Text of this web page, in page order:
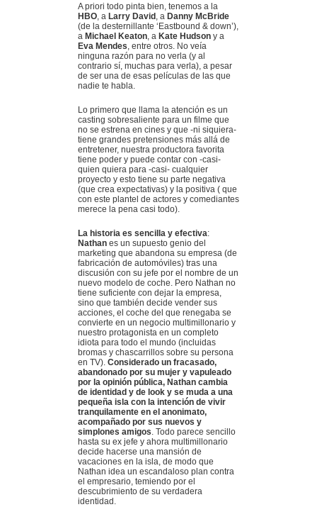
A priori todo pinta bien, tenemos a la
HBO , a Larry David , a Danny McBride
(de la desternillante ‘Eastbound & down’),
a Michael Keaton , a Kate Hudson y a
Eva Mendes , entre otros. No veía
ninguna razón para no verla (y al
contrario sí, muchas para verla), a pesar
de ser una de esas películas de las que
nadie te habla.
Lo primero que llama la atención es un
casting sobresaliente para un filme que
no se estrena en cines y que -ni siquiera-
tiene grandes pretensiones más allá de
entretener, nuestra productora favorita
tiene poder y puede contar con -casi-
quien quiera para -casi- cualquier
proyecto y esto tiene su parte negativa
(que crea expectativas) y la positiva ( que
con este plantel de actores y comediantes
merece la pena casi todo).
La historia es sencilla y efectiva:
Nathan es un supuesto genio del
marketing que abandona su empresa (de
fabricación de automóviles) tras una
discusión con su jefe por el nombre de un
nuevo modelo de coche. Pero Nathan no
tiene suficiente con dejar la empresa,
sino que también decide vender sus
acciones, el coche del que renegaba se
convierte en un negocio multimillonario y
nuestro protagonista en un completo
idiota para todo el mundo (incluidas
bromas y chascarrillos sobre su persona
en TV). Considerado un fracasado,
abandonado por su mujer y vapuleado
por la opinión pública, Nathan cambia
de identidad y de look y se muda a una
pequeña isla con la intención de vivir
tranquilamente en el anonimato,
acompañado por sus nuevos y
simplones amigos . Todo parece sencillo
hasta su ex jefe y ahora multimillonario
decide hacerse una mansión de
vacaciones en la isla, de modo que
Nathan idea un escandaloso plan contra
el empresario, temiendo por el
descubrimiento de su verdadera
identidad.